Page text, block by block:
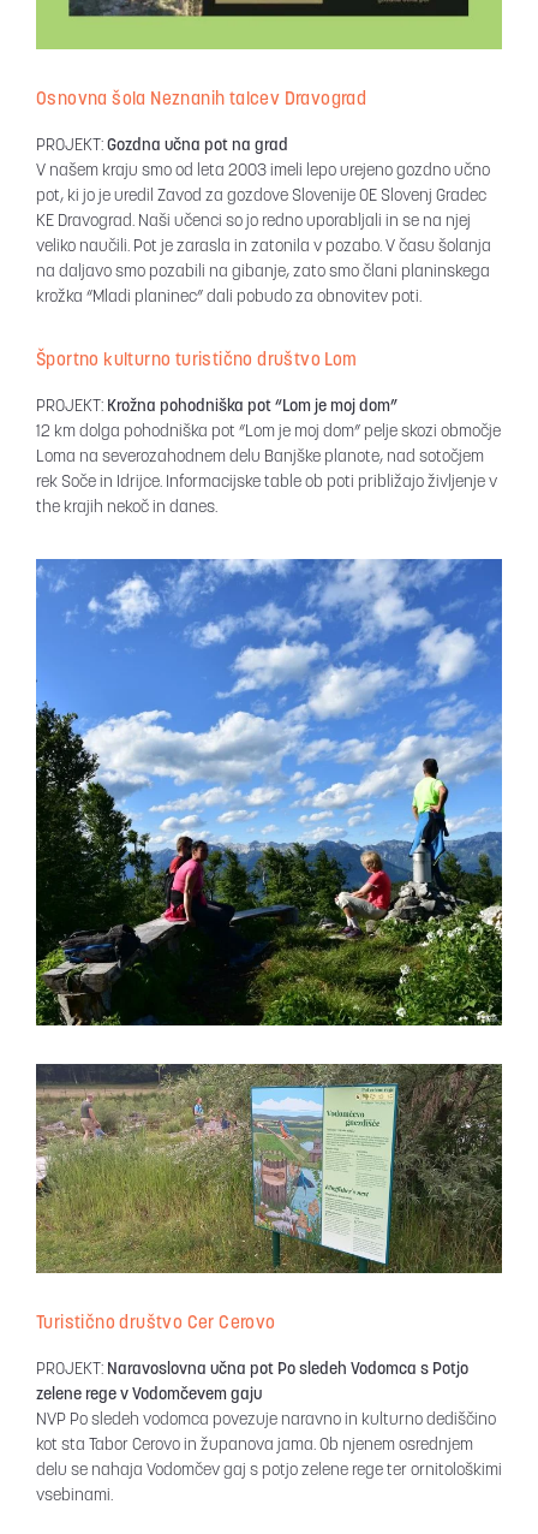
Osnovna šola Neznanih talcev Dravograd
PROJEKT: Gozdna učna pot na grad
V našem kraju smo od leta 2003 imeli lepo urejeno gozdno učno
pot, ki jo je uredil Zavod za gozdove Slovenije OE Slovenj Gradec
KE Dravograd. Naši učenci so jo redno uporabljali in se na njej
veliko naučili. Pot je zarasla in zatonila v pozabo. V času šolanja
na daljavo smo pozabili na gibanje, zato smo člani planinskega
krožka “Mladi planinec” dali pobudo za obnovitev poti.
Športno kulturno turistično društvo Lom
PROJEKT: Krožna pohodniška pot “Lom je moj dom”
12 km dolga pohodniška pot “Lom je moj dom” pelje skozi območje
Loma na severozahodnem delu Banjške planote, nad sotočjem
rek Soče in Idrijce. Informacijske table ob poti približajo življenje v
the krajih nekoč in danes.
Turistično društvo Cer Cerovo
PROJEKT: Naravoslovna učna pot Po sledeh Vodomca s Potjo
zelene rege v Vodomčevem gaju
NVP Po sledeh vodomca povezuje naravno in kulturno dediščino
kot sta Tabor Cerovo in županova jama. Ob njenem osrednjem
delu se nahaja Vodomčev gaj s potjo zelene rege ter ornitološkimi
vsebinami.